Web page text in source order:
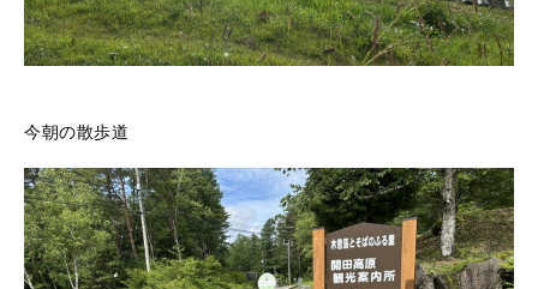
今朝の散歩道